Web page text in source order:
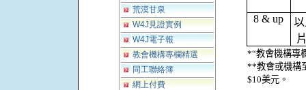
荒漠甘泉
W4J見證實例
W4J電子報
教會機構專欄精選
同工聯絡簿
網上付費
8 & up
*“教會機構專
**教會或機構
$10美元。